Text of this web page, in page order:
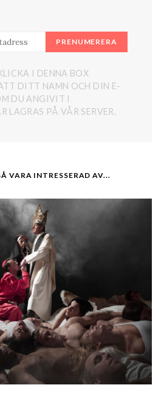
PRENUMERERA
I DENNA BOX
DITT NAMN OCH DIN E-
DU ANGIVIT I
LAGRAS PÅ VÅR SERVER.
VARA INTRESSERAD AV...